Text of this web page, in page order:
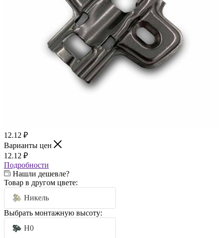
12.12 ₽
Варианты цен
12.12 ₽
Подробности
Нашли дешевле?
Товар в другом цвете:
Никель
Выбрать монтажную высоту:
H0